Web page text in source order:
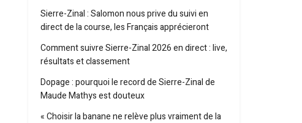
Sierre-Zinal : Salomon nous prive du suivi en
direct de la course, les Français apprécieront
Comment suivre Sierre-Zinal 2026 en direct : live,
résultats et classement
Dopage : pourquoi le record de Sierre-Zinal de
Maude Mathys est douteux
« Choisir la banane ne relève plus vraiment de la